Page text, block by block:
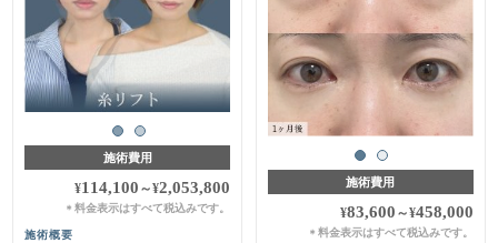
施術費用
¥114,100 ～¥2,053,800
＊料金表示はすべて税込みです。
施術概要
施術費用
¥83,600 ～¥458,000
＊ 料金表示はすべて税込みです。